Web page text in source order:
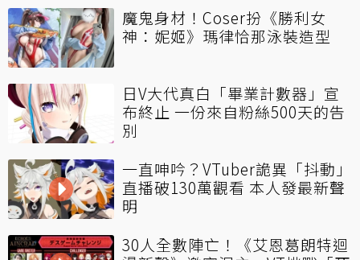
魔鬼身材！Coser扮《勝利女
神：妮姬》瑪律恰那泳裝造型
日V大代真白「畢業計數器」宣
布終止 一份來自粉絲500天的告
別
一直呻吟？VTuber詭異「抖動」
直播破130萬觀看 本人發最新聲
明
30人全數陣亡！《艾恩葛朗特迴